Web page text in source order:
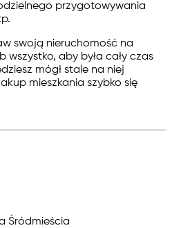
przygotowywania
swoją nieruchomość na
wszystko, aby była cały czas
mógł stale na niej
mieszkania szybko się
Śródmieścia